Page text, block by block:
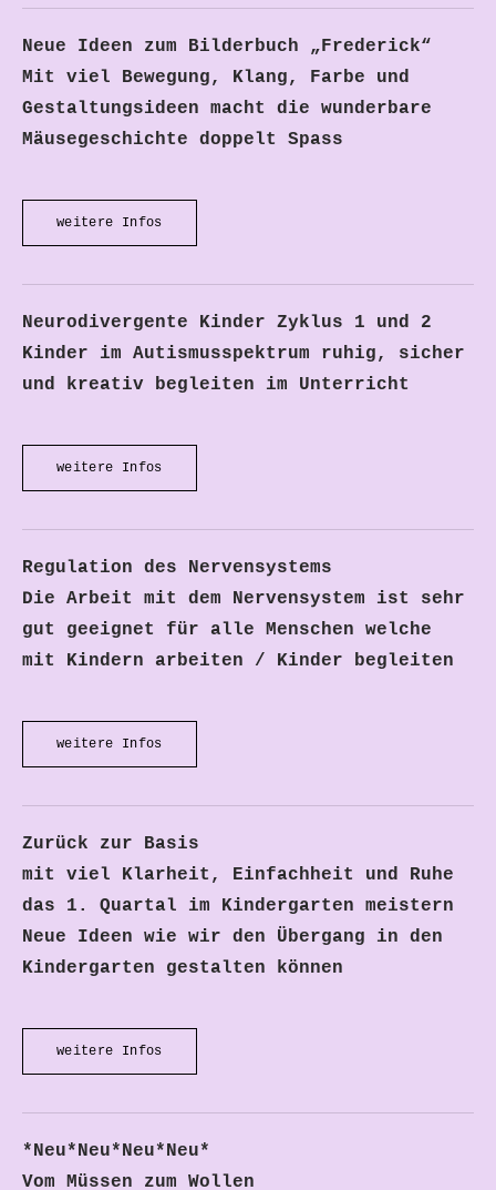
Neue Ideen zum Bilderbuch „Frederick“
​Mit viel Bewegung, Klang, Farbe und
Gestaltungsideen macht die wunderbare
Mäusegeschichte doppelt Spass
weitere Infos
Neurodivergente Kinder Zyklus 1 und 2
Kinder im Autismusspektrum ruhig, sicher
und kreativ begleiten im Unterricht
weitere Infos
Regulation des Nervensystems
Die Arbeit mit dem Nervensystem ist sehr
gut geeignet für alle Menschen welche
mit Kindern arbeiten / Kinder begleiten
weitere Infos
Zurück zur Basis
mit viel Klarheit, Einfachheit und Ruhe
das 1. Quartal im Kindergarten meistern
Neue Ideen wie wir den Übergang in den
Kindergarten gestalten können
weitere Infos
*Neu*Neu*Neu*Neu*
​Vom Müssen zum Wollen